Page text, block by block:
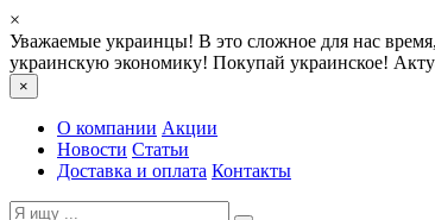
×
Уважаемые украинцы! В это сложное для нас
украинскую экономику! Покупай украинское!
×
О компании Акции
Новости Статьи
Доставка и оплата Контакты